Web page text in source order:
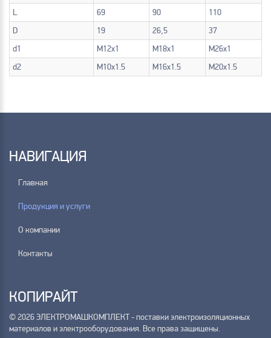
L
69 90
110
D
19 26,5
37
d1
M12x1 M18x1
M26x1
d2
M10x1.5 M16x1.5 M20x1.5
НАВИГАЦИЯ
Главная
Продукция и услуги
О компании
Контакты
КОПИРАЙТ
© 2026 ЭЛЕКТРОМАШКОМПЛЕКТ - поставки электроизоляционных
материалов и электрооборудования. Все права защищены.